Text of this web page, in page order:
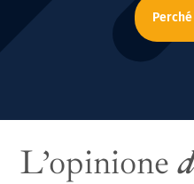
L’opinione